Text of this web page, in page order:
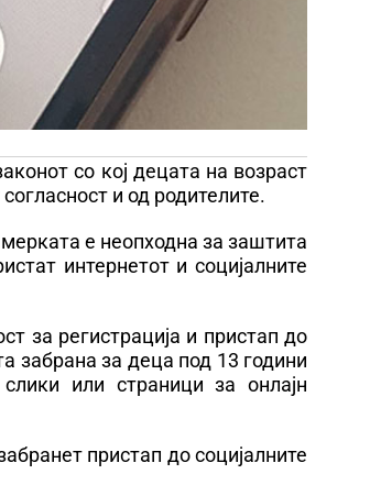
со кој децата на возраст
и од родителите.
е неопходна за заштита
интернетот и социјалните
за регистрација и пристап до
забрана за деца под 13 години
или страници за онлајн
пристап до социјалните